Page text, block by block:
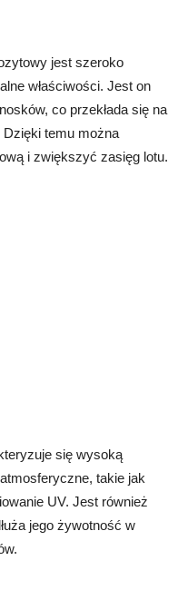
jest szeroko
właściwości. Jest on
co przekłada się na
Dzięki temu można
i zwiększyć zasięg lotu.
się wysoką
takie jak
UV. Jest również
jego żywotność w